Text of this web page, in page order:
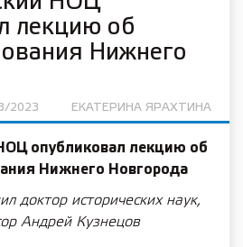
лекцию об
Нижнего
2023 ЕКАТЕРИНА ЯРАХТИНА
опубликовал лекцию об
Нижнего Новгорода
доктор исторических наук,
Андрей Кузнецов